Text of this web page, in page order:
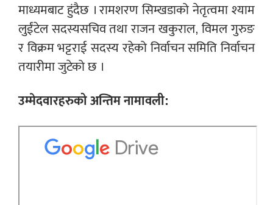
माध्यमबाट हुंदैछ । रामशरण सिम्खडाको नेतृत्वमा श्याम
लुईंटेल सदस्यसचिव तथा राजन खकुराल, विमल गुरुङ
र विक्रम भट्टराई सदस्य रहेको निर्वाचन समिति निर्वाचन
तयारीमा जुटेको छ ।
उम्मेदवारहरुको अन्तिम नामावली: